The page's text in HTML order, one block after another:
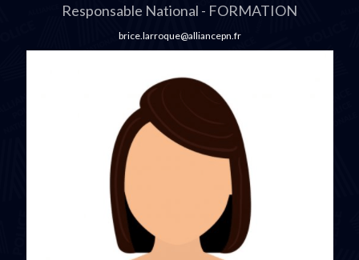
Responsable National - FORMATION
brice.larroque@alliancepn.fr